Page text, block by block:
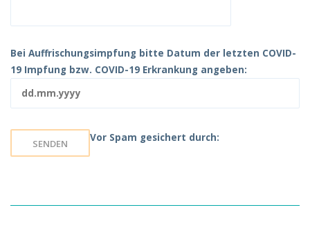
Bei Auffrischungsimpfung bitte Datum der letzten COVID-
19 Impfung bzw. COVID-19 Erkrankung angeben:
Vor Spam gesichert durch: